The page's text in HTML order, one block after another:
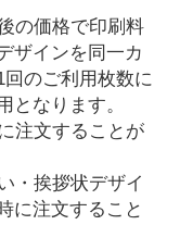
の価格で印刷料
ザインを同一カ
のご利用枚数に
となります。
注文することが
・挨拶状デザイ
に注文すること